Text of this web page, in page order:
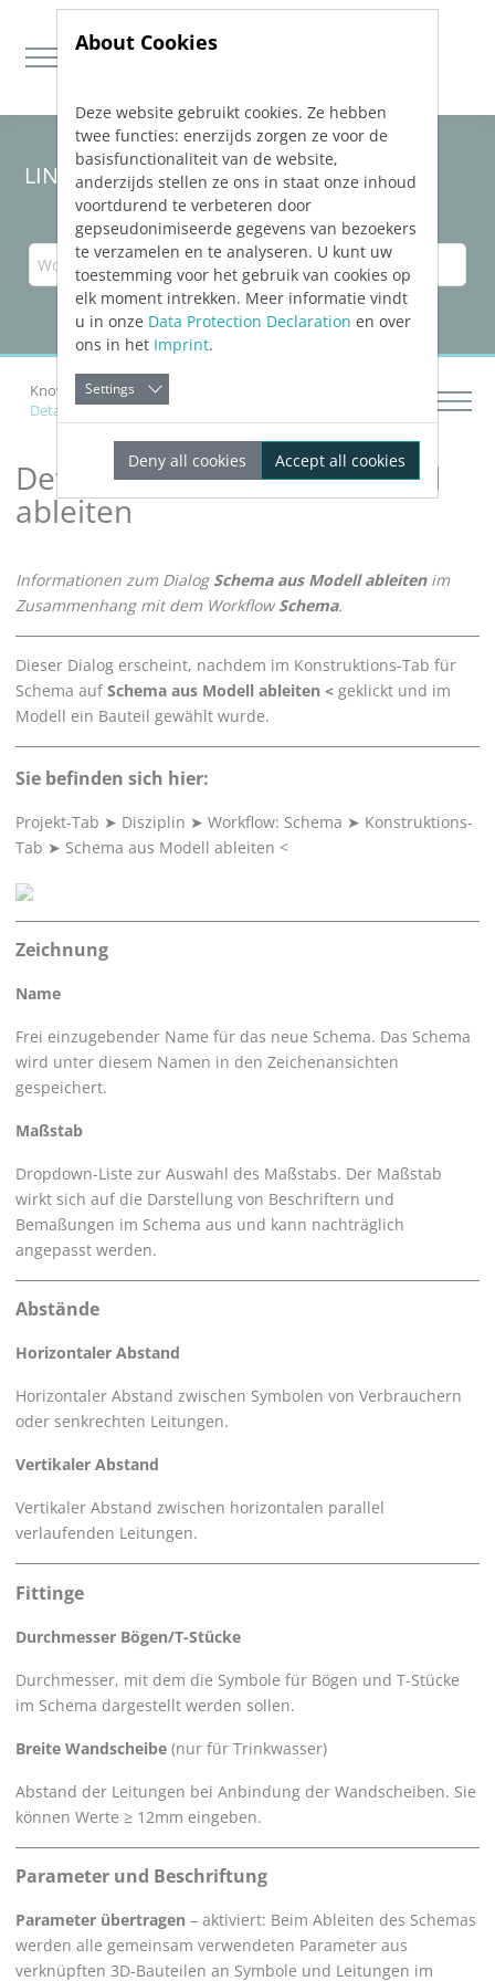
Jump directly to main navigation
Jump directly to content
LINEAR Solutions25für Revit
Knowledge Base Revit
Details zu Schema aus Modell ableiten
Details zu Schema aus Modell
ableiten
Informationen zum Dialog Schema aus Modell ableitenim
Zusammenhang mit dem WorkflowSchema.
Dieser Dialog erscheint, nachdem im Konstruktions-Tab für
Schema auf Schema aus Modell ableiten < geklickt und im
Modell ein Bauteil gewählt wurde.
Sie befinden sich hier:
Projekt-Tab ➤ Disziplin ➤ Workflow: Schema ➤ Konstruktions-
Tab ➤ Schema aus Modell ableiten <
Zeichnung
Name
Frei einzugebender Name für das neue Schema. Das Schema
wird unter diesem Namen in den Zeichenansichten
gespeichert.
Maßstab
Dropdown-Liste zur Auswahl des Maßstabs. Der Maßstab
wirkt sich auf die Darstellung von Beschriftern und
Bemaßungen im Schema aus und kann nachträglich
angepasst werden.
Abstände
Horizontaler Abstand
Horizontaler Abstand zwischen Symbolen von Verbrauchern
oder senkrechten Leitungen.
Vertikaler Abstand
Vertikaler Abstand zwischen horizontalen parallel
verlaufenden Leitungen.
Fittinge
Durchmesser Bögen/T-Stücke
Durchmesser, mit dem die Symbole für Bögen und T-Stücke
im Schema dargestellt werden sollen.
Breite Wandscheibe (nur für Trinkwasser)
Abstand der Leitungen bei Anbindung der Wandscheiben. Sie
können Werte ≥ 12mm eingeben.
Parameter und Beschriftung
Parameter übertragen – aktiviert: Beim Ableiten des Schemas
werden alle gemeinsam verwendeten Parameter aus
verknüpften 3D-Bauteilen an Symbole und Leitungen im
About Cookies
Deze website gebruikt cookies. Ze hebben
twee functies: enerzijds zorgen ze voor de
basisfunctionaliteit van de website,
anderzijds stellen ze ons in staat onze inhoud
voortdurend te verbeteren door
gepseudonimiseerde gegevens van bezoekers
te verzamelen en te analyseren. U kunt uw
toestemming voor het gebruik van cookies op
elk moment intrekken. Meer informatie vindt
u in onze Data Protection Declaration en over
ons in het Imprint.
Settings
Deny all cookies Accept all cookies